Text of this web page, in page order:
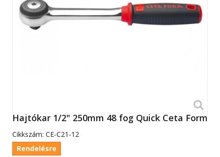
Hajtókar 1/2" 250mm 48 fog Quick Ceta Form
Cikkszám: CE-C21-12
Rendelésre